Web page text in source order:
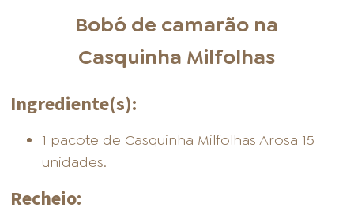
Bobó de camarão na
Casquinha Milfolhas
Ingrediente(s):
1 pacote de Casquinha Milfolhas Arosa 15
unidades.
Recheio: